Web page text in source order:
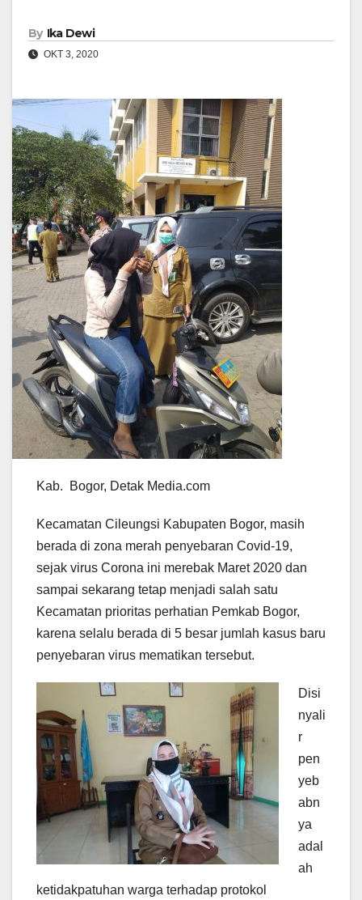
By Ika Dewi
OKT 3, 2020
Kab. Bogor, Detak Media.com
Kecamatan Cileungsi Kabupaten Bogor, masih
berada di zona merah penyebaran Covid-19,
sejak virus Corona ini merebak Maret 2020 dan
sampai sekarang tetap menjadi salah satu
Kecamatan prioritas perhatian Pemkab Bogor,
karena selalu berada di 5 besar jumlah kasus baru
penyebaran virus mematikan tersebut.
Disi
nyali
r
pen
yeb
abn
ya
adal
ah
ketidakpatuhan warga terhadap protokol